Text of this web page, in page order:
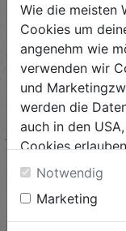
auch vegan
auf den
unsere Rezepte
undInstagram.
Zucchini-Nudeln
Rezepte wie
ZU DEN REZEPTEN
Wie die meisten
Cookies um
angenehm wie
verwenden wir
und
werden die
auch in den
Cookies
Cookies zu.
Infos zu den
auch
möchtest.
Notwendig
Marketing